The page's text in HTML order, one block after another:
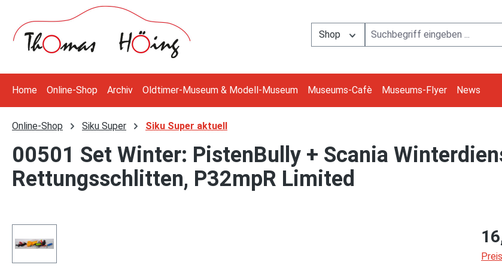
Hauptinhalt springen
Zur Suche springen
Zur Hauptnavigation springen
Shop
Home Online-Shop Archiv Oldtimer-Museum & Modell-Museum Museums-Cafè Museums-Flyer News
Online-Shop Siku Super Siku Super aktuell
00501 Set Winter: PistenBully + Scania
Rettungsschlitten, P32mpR Limited